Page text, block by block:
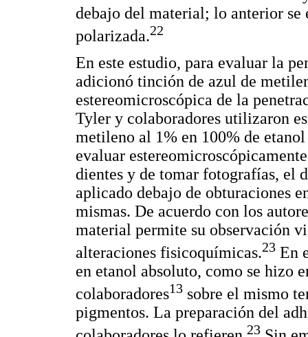
debajo del material; lo anterior
polarizada.22
En este estudio, para evaluar la
adicionó tinción de azul de
estereomicroscópica de la
Tyler y colaboradores utilizaron
metileno al 1% en 100% de
evaluar
dientes y de tomar fotografías, el
aplicado debajo de obturaciones
mismas. De acuerdo con los
material permite su observación
alteraciones fisicoquímicas.23 En
en etanol absoluto, como se hizo
colaboradores13 sobre el mismo
pigmentos. La preparación del
23